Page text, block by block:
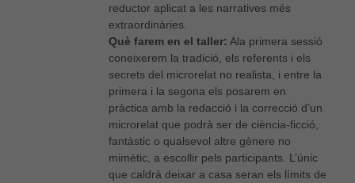
reductor aplicat a les narratives més
extraordinàries.
Què farem en el taller: Ala primera sessió
coneixerem la tradició, els referents i els
secrets del microrelat no realista, i entre la
primera i la segona els posarem en
pràctica amb la redacció i la correcció d’un
microrelat que podrà ser de ciència-ficció,
fantàstic o qualsevol altre gènere no
mimètic, a escollir pels participants. L’únic
que caldrà deixar a casa seran els límits de